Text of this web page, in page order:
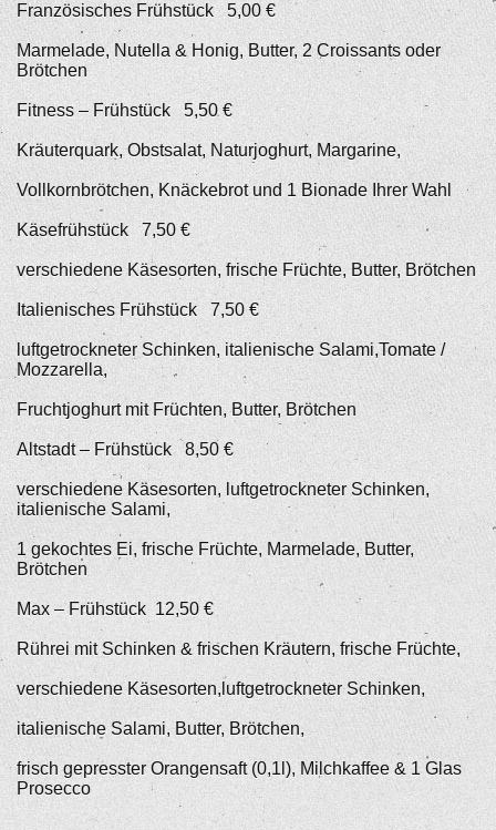
Französisches Frühstück 5,00 €
Marmelade, Nutella & Honig, Butter, 2 Croissants oder
Brötchen
Fitness – Frühstück 5,50 €
Kräuterquark, Obstsalat, Naturjoghurt, Margarine,
Vollkornbrötchen, Knäckebrot und 1 Bionade Ihrer Wahl
Käsefrühstück 7,50 €
verschiedene Käsesorten, frische Früchte, Butter, Brötchen
Italienisches Frühstück 7,50 €
luftgetrockneter Schinken, italienische Salami,Tomate /
Mozzarella,
Fruchtjoghurt mit Früchten, Butter, Brötchen
Altstadt – Frühstück 8,50 €
verschiedene Käsesorten, luftgetrockneter Schinken,
italienische Salami,
1 gekochtes Ei, frische Früchte, Marmelade, Butter,
Brötchen
Max – Frühstück 12,50 €
Rührei mit Schinken & frischen Kräutern, frische Früchte,
verschiedene Käsesorten,luftgetrockneter Schinken,
italienische Salami, Butter, Brötchen,
frisch gepresster Orangensaft (0,1l), Milchkaffee & 1 Glas
Prosecco